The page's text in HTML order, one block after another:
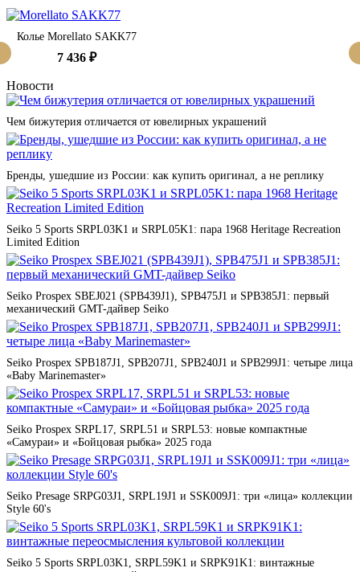
Колье Morellato SAKK77
7 436 ₽
Новости
Чем бижутерия отличается от ювелирных украшений
Бренды, ушедшие из России: как купить оригинал, а не реплику
Seiko 5 Sports SRPL03K1 и SRPL05K1: пара 1968 Heritage Recreation
Limited Edition
Seiko Prospex SBEJ021 (SPB439J1), SPB475J1 и SPB385J1: первый
механический GMT-дайвер Seiko
Seiko Prospex SPB187J1, SPB207J1, SPB240J1 и SPB299J1: четыре лица
«Baby Marinemaster»
Seiko Prospex SRPL17, SRPL51 и SRPL53: новые компактные
«Самураи» и «Бойцовая рыбка» 2025 года
Seiko Presage SRPG03J1, SRPL19J1 и SSK009J1: три «лица» коллекции
Style 60's
Seiko 5 Sports SRPL03K1, SRPL59K1 и SRPK91K1: винтажные